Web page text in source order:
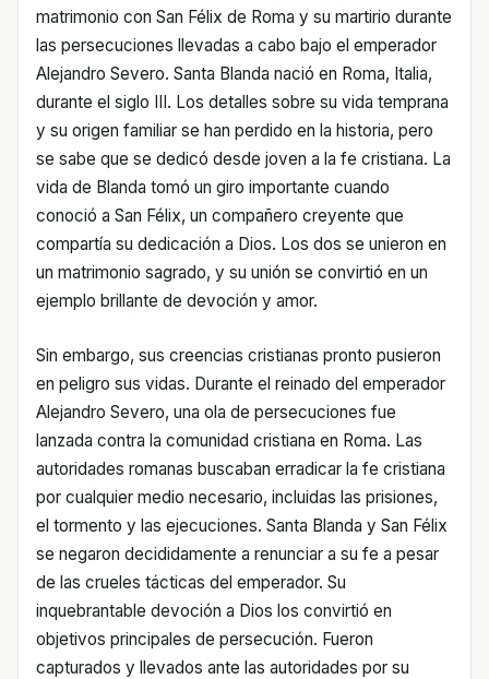
matrimonio con San Félix de Roma y su martirio durante
las persecuciones llevadas a cabo bajo el emperador
Alejandro Severo. Santa Blanda nació en Roma, Italia,
durante el siglo III. Los detalles sobre su vida temprana
y su origen familiar se han perdido en la historia, pero
se sabe que se dedicó desde joven a la fe cristiana. La
vida de Blanda tomó un giro importante cuando
conoció a San Félix, un compañero creyente que
compartía su dedicación a Dios. Los dos se unieron en
un matrimonio sagrado, y su unión se convirtió en un
ejemplo brillante de devoción y amor.
Sin embargo, sus creencias cristianas pronto pusieron
en peligro sus vidas. Durante el reinado del emperador
Alejandro Severo, una ola de persecuciones fue
lanzada contra la comunidad cristiana en Roma. Las
autoridades romanas buscaban erradicar la fe cristiana
por cualquier medio necesario, incluidas las prisiones,
el tormento y las ejecuciones. Santa Blanda y San Félix
se negaron decididamente a renunciar a su fe a pesar
de las crueles tácticas del emperador. Su
inquebrantable devoción a Dios los convirtió en
objetivos principales de persecución. Fueron
capturados y llevados ante las autoridades por su